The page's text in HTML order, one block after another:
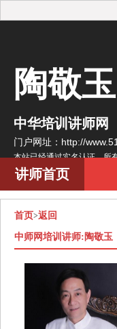
陶敬玉
中华培训讲师网
门户网址：http://
本站已经通过实名认证，所
讲师首页
首页>返回
中师网培训讲师:陶敬玉